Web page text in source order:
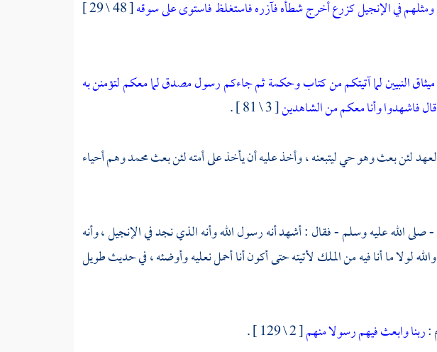
ومثلهم في الإنجيل كزرع أخرج شطأه فآزره فاستغلظ فاستوى على سوقه
[ 48 \ 29 ]
ميثاق النبيين لما آتيتكم من كتاب وحكمة ثم جاءكم رسول مصدق لما معكم لتؤمنن به
فاشهدوا وأنا معكم من الشاهدين[ 3 \ 81 ] .
العهد لئن بعث وهو حي ليتبعنه ، وأخذ عليه أن يأخذ على أمته لئن بعثمحمدوهم أحياء
صلى الله عليه وسلم - فقال : أشهد أنه رسول الله وأنه الذي نجد في الإنجيل ، وأنه
والله لولا ما أنا فيه من الملك لأتيته حتى أكون أنا أحمل نعليه وأوضئه ، في حديث طويل
:ربنا وابعث فيهم رسولا منهم[ 2 \ 129 ] .